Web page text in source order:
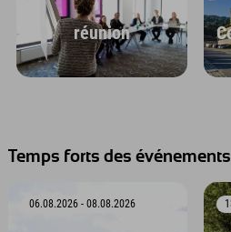
réunion
Temps forts des
06.08.2026 - 08.08.2026